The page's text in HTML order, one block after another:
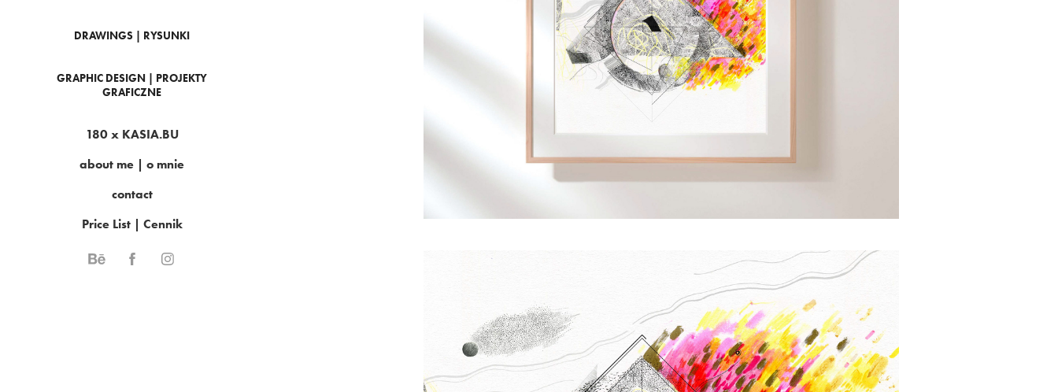
DRAWINGS | RYSUNKI
GRAPHIC DESIGN | PROJEKTY
GRAFICZNE
180 x KASIA.BU
about me | o mnie
contact
Price List | Cennik